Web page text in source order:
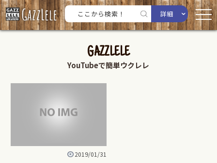
詳細
GAZZLELE
YouTubeで簡単ウクレレ
2019/01/31